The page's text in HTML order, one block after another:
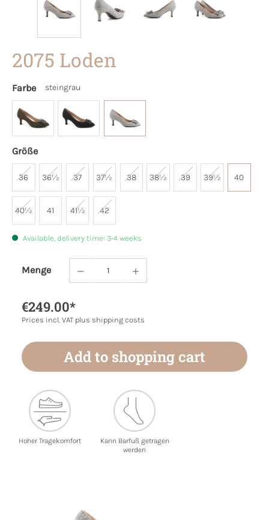
2075 Loden
Farbe steingrau
Größe
36 36½ 37 37½ 38 38½ 39 39½ 40
40½ 41 41½ 42
Available, delivery time: 3-4 weeks
Menge
Product Quantity: Enter the desired
€249.00*
Prices incl. VAT plus shipping costs
Add to shopping cart
Hoher Tragekomfort
Kann Barfuß getragen
werden